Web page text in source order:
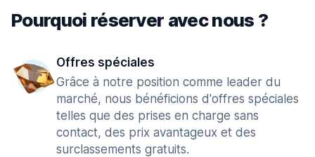
Pourquoi réserver avec nous ?
Offres spéciales
Grâce à notre position comme leader du
marché, nous bénéficions d'offres spéciales
telles que des prises en charge sans
contact, des prix avantageux et des
surclassements gratuits.